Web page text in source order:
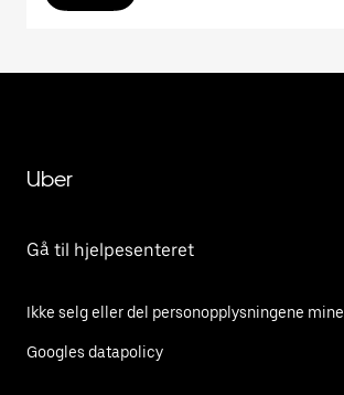
Uber
Gå til hjelpesenteret
Ikke selg eller del personopplysningene mine
Googles datapolicy